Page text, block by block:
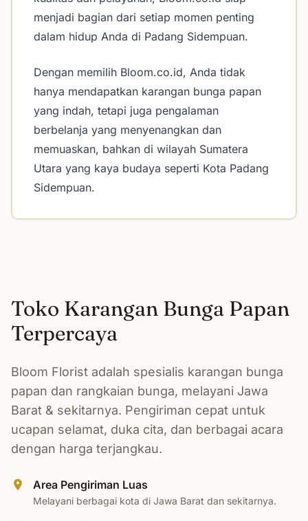
menjadi bagian dari setiap momen penting
dalam hidup Anda di Padang Sidempuan.
Dengan memilih Bloom.co.id, Anda tidak
hanya mendapatkan karangan bunga papan
yang indah, tetapi juga pengalaman
berbelanja yang menyenangkan dan
memuaskan, bahkan di wilayah Sumatera
Utara yang kaya budaya seperti Kota Padang
Sidempuan.
Toko Karangan Bunga Papan
Terpercaya
Bloom Florist adalah spesialis karangan bunga
papan dan rangkaian bunga, melayani Jawa
Barat & sekitarnya. Pengiriman cepat untuk
ucapan selamat, duka cita, dan berbagai acara
dengan harga terjangkau.
Area Pengiriman Luas
Melayani berbagai kota di Jawa Barat dan sekitarnya.